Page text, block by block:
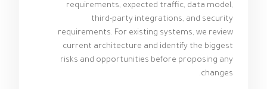
requirements, expected traffic, data model,
third-party integrations, and security
requirements. For existing systems, we review
current architecture and identify the biggest
risks and opportunities before proposing any
changes.